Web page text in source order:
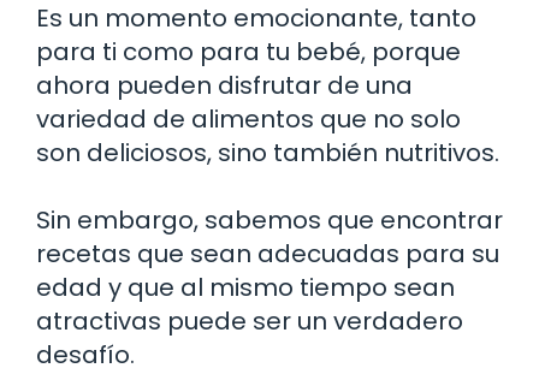
Es un momento emocionante, tanto
para ti como para tu bebé, porque
ahora pueden disfrutar de una
variedad de alimentos que no solo
son deliciosos, sino también nutritivos.
Sin embargo, sabemos que encontrar
recetas que sean adecuadas para su
edad y que al mismo tiempo sean
atractivas puede ser un verdadero
desafío.